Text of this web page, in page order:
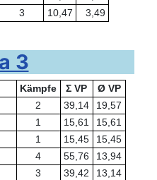
3 10,47 3,49
3
Kämpfe Σ VP
Ø VP
2 39,14
19,57
1 15,61
15,61
1 15,45
15,45
4 55,76
13,94
3 39,42
13,14